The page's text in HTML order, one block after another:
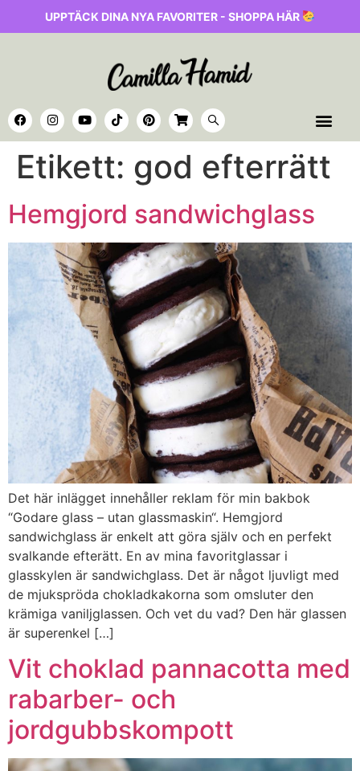
UPPTÄCK DINA NYA FAVORITER - SHOPPA HÄR
Etikett: god efterrätt
Hemgjord sandwichglass
Det här inlägget innehåller reklam för min bakbok
“Godare glass – utan glassmaskin“. Hemgjord
sandwichglass är enkelt att göra själv och en perfekt
svalkande efterätt. En av mina favoritglassar i
glasskylen är sandwichglass. Det är något ljuvligt med
de mjukspröda chokladkakorna som omsluter den
krämiga vaniljglassen. Och vet du vad? Den här glassen
är superenkel […]
Vit choklad pannacotta med
rabarber- och
jordgubbskompott